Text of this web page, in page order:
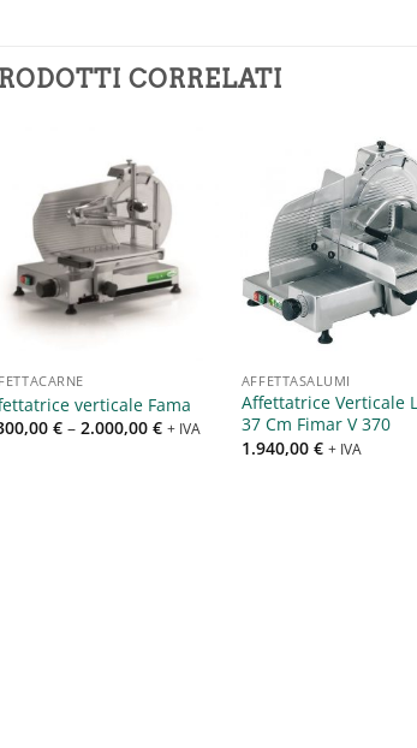
CORRELATI
Aggiungi
alla lista
dei
desideri
verticale Fama
€ –2.000,00€ + IVA
AFFETTASALUMI
Affettatrice Verticale
37 Cm Fimar V 370
1.940,00 € + IVA